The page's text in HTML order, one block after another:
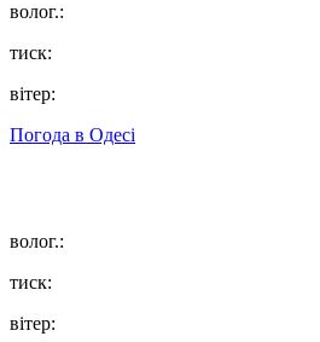
волог.:
тиск:
вітер:
Погода в Одесі
волог.:
тиск:
вітер: